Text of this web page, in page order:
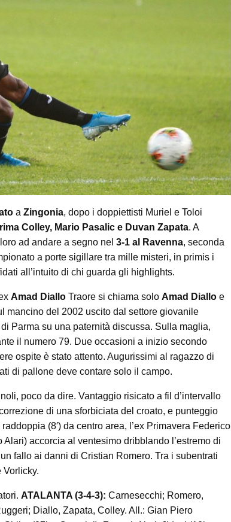
a Zingonia, dopo i doppiettisti Muriel e Toloi
Colley, Mario Pasalic e Duvan Zapata. A
ad andare a segno nel 3-1 al Ravenna, seconda
a porte sigillare tra mille misteri, in primis i
all’intuito di chi guarda gli highlights.
Amad Diallo Traore si chiama solo Amad Diallo e
mancino del 2002 uscito dal settore giovanile
Parma su una paternità discussa. Sulla maglia,
il numero 79. Due occasioni a inizio secondo
ospite è stato attento. Augurissimi al ragazzo di
di pallone deve contare solo il campo.
poco da dire. Vantaggio risicato a fil d’intervallo
di una sforbiciata del croato, e punteggio
(8′) da centro area, l’ex Primavera Federico
accorcia al ventesimo dribblando l’estremo di
fallo ai danni di Cristian Romero. Tra i subentrati
Vorlicky.
ATALANTA (3-4-3): Carnesecchi; Romero,
Diallo, Zapata, Colley. All.: Gian Piero